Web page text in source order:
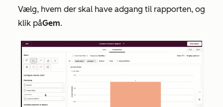
Vælg, hvem der skal have adgang til rapporten, og
klik påGem.